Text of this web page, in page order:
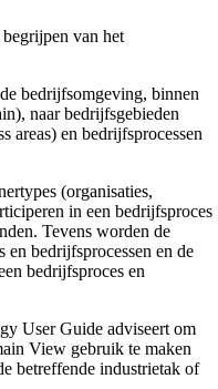
van het
bedrijfsomgeving, binnen
naar bedrijfsgebieden
areas) en bedrijfsprocessen
(organisaties,
in een bedrijfsproces
Tevens worden de
en bedrijfsprocessen en de
bedrijfsproces en
User Guide adviseert om
View gebruik te maken
betreffende industrietak of